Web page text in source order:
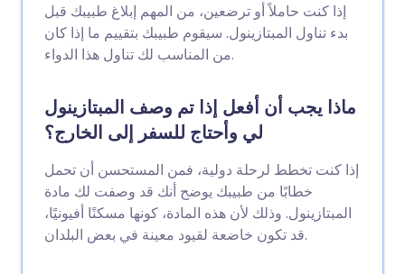
إذا كنت حاملاً أو ترضعين، من المهم إبلاغ طبيبك قبل
بدء تناول المبتازينول. سيقوم طبيبك بتقييم ما إذا كان
من المناسب لك تناول هذا الدواء.
ماذا يجب أن أفعل إذا تم وصف المبتازينول
لي وأحتاج للسفر إلى الخارج؟
إذا كنت تخطط لرحلة دولية، فمن المستحسن أن تحمل
خطابًا من طبيبك يوضح أنك قد وصفت لك مادة
المبتازينول. وذلك لأن هذه المادة، كونها مسكنًا أفيونيًا،
قد تكون خاضعة لقيود معينة في بعض البلدان.